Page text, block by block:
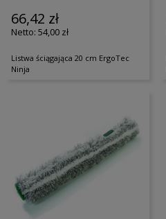
66,42 zł
54,00 zł
Listwa ściągająca 20 cm ErgoTec
Ninja